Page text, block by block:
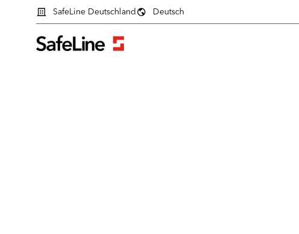
SafeLine Deutschland Deutsch
Anmeldeformular